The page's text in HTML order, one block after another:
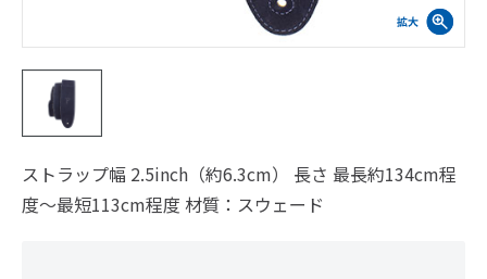
ストラップ幅 2.5inch（約6.3cm） 長さ 最長約134cm程
度～最短113cm程度 材質：スウェード